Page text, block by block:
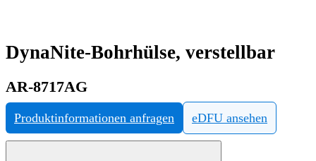
DynaNite-Bohrhülse, verstellbar
AR-8717AG
Produktinformationen anfragen eDFU ansehen